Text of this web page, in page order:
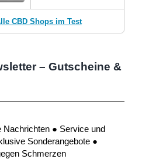
CBD Shops im Test
– Gutscheine &
Nachrichten ● Service und
Sonderangebote ●
Schmerzen